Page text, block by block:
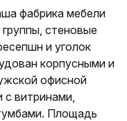
фабрика мебели
стеновые
и уголок
корпусными и
офисной
витринами,
Площадь